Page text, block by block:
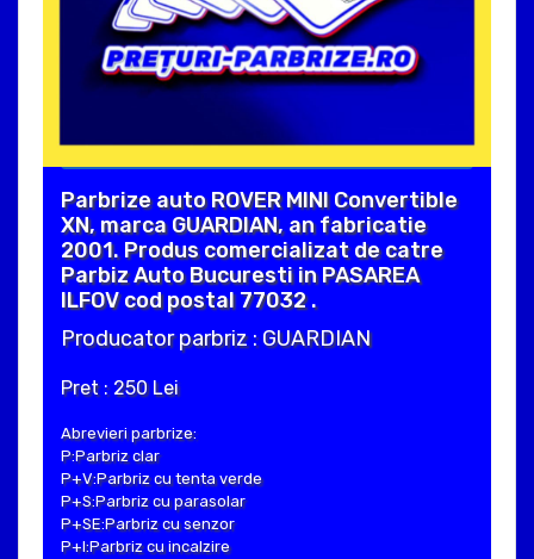
Parbrize auto ROVER MINI Convertible
XN, marca GUARDIAN, an fabricatie
2001. Produs comercializat de catre
Parbiz Auto Bucuresti in PASAREA
ILFOV cod postal 77032 .
Producator parbriz : GUARDIAN
Pret : 250 Lei
Abrevieri parbrize:
P:Parbriz clar
P+V:Parbriz cu tenta verde
P+S:Parbriz cu parasolar
P+SE:Parbriz cu senzor
P+I:Parbriz cu incalzire